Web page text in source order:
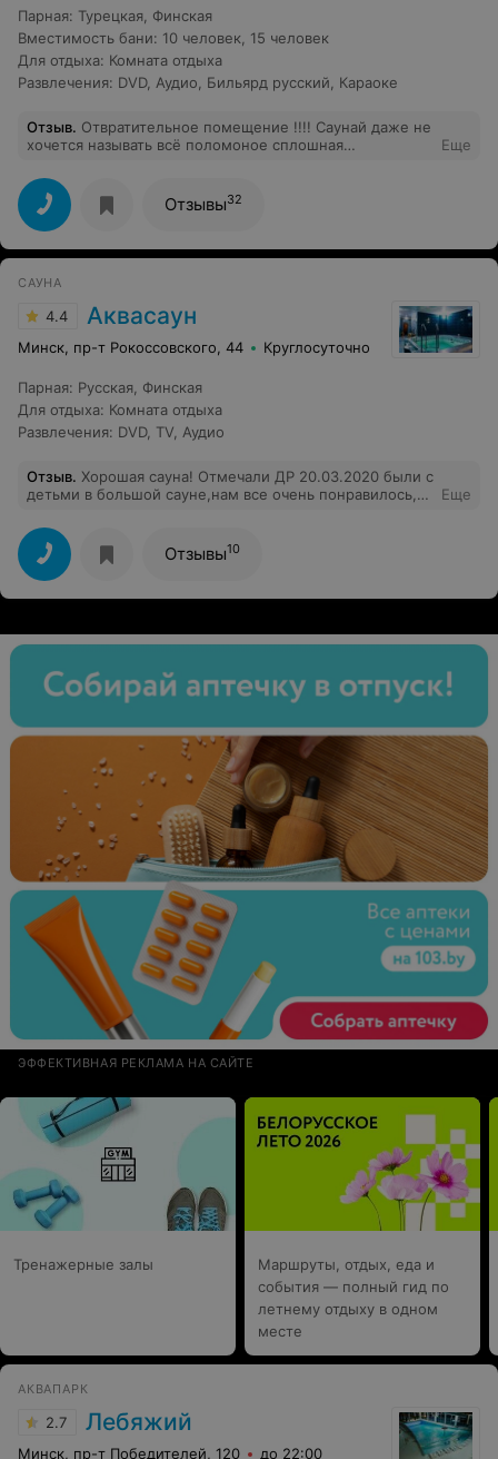
паровому мастеру Евгению! Парение выше всех
похвал! Прочувствовали, что такое настоящая русская
баня! Обновляется не только тело, но и дух! В добавок
получили несколько ценных советов, как лучше
париться. А еще на очищенное тело можно сделать
девочек, хотя подойдет всем). Спасибо Наталье за
кожу младенца)
Парная: Турецкая Финская
Вместимость бани: 10 человек 15 человек
Для отдыха: Комната отдыха
Развлечения: DVD, Аудио Бильярд русский Караоке
Отзыв. Отвратительное помещение !!!! Саунай даже не
хочется называть всё поломоное сплошная
станцию письмо
Еще
Отзывы32
САУНА
4.4 Аквасаун
Минск, пр-т Рокоссовского, 44 Круглосуточно
Парная: Русская Финская
Для отдыха: Комната отдыха
Развлечения: DVD, TV Аудио
Отзыв. Хорошая сауна! Отмечали ДР 20.03.2020 были с
детьми в большой сауне,нам все очень понравилось,
аккуратно, вода в бассейне кристальная и тёплая
(детей было не достать).
Еще
Отзывы10
ЭФФЕКТИВНАЯ РЕКЛАМА НА САЙТЕ
Тренажерные залы
Маршруты, отдых, еда и
события — полный гид по
летнему отдыху в одном
месте
АКВАПАРК
2.7 Лебяжий
Минск, пр-т Победителей, 120 до 22:00